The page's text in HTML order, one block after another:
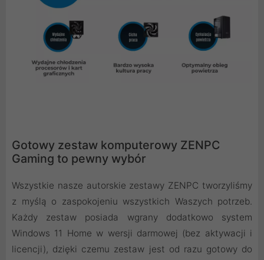
Gotowy zestaw komputerowy ZENPC
Gaming to pewny wybór
Wszystkie nasze autorskie zestawy ZENPC tworzyliśmy
z myślą o zaspokojeniu wszystkich Waszych potrzeb.
Każdy zestaw posiada wgrany dodatkowo system
Windows 11 Home w wersji darmowej (bez aktywacji i
licencji), dzięki czemu zestaw jest od razu gotowy do